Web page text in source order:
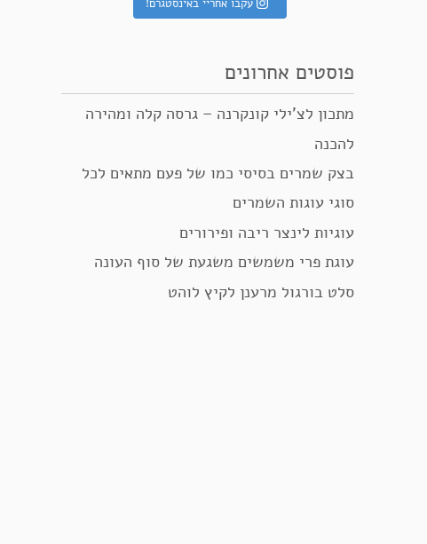
עקבו אחריי באינסטגרם!
פוסטים אחרונים
מתכון לצ’ילי קונקרנה – גרסה קלה ומהירה
להכנה
בצק שמרים בסיסי כמו של פעם מתאים לכל
סוגי עוגות השמרים
עוגיות לינצר ריבה ופירורים
עוגת פרי משמשים משגעת של סוף העונה
סלט בורגול מרענן לקיץ לוהט